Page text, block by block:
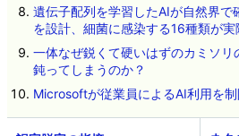
遺伝子配列を学習したAIが自然界で
を設計、細菌に感染する16種類が実
一体なぜ鋭くて硬いはずのカミソ
鈍ってしまうのか？
Microsoftが従業員によるAI利用を